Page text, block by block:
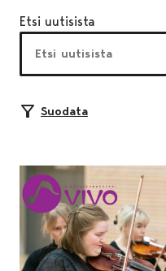
Etsi uutisista
Suodata